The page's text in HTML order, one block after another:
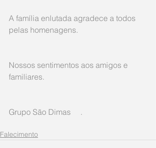
A família enlutada agradece a todos
pelas homenagens.
Nossos sentimentos aos amigos e
familiares.
Grupo São Dimas     .
Falecimento